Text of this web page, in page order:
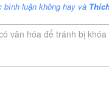
bình luận không hay và
văn hóa để tránh bị khóa